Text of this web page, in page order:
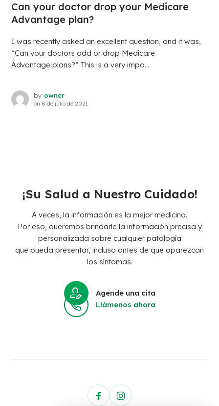
Can your doctor drop your Medicare
Advantage plan?
I was recently asked an excellent question, and it was,
“Can your doctors add or drop Medicare
Advantage plans?” This is a very impo...
by owner
on 8 de julio de 2021
¡Su Salud a Nuestro Cuidado!
A veces, la información es la mejor medicina.
Por eso, queremos brindarle la información precisa y
personalizada sobre cualquier patología
que pueda presentar, incluso antes de que aparezcan
los síntomas.
Agende una cita
Llámenos ahora